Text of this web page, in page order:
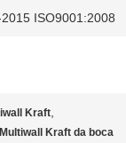
ISO9001:2008
Kraft,
Kraft da boca